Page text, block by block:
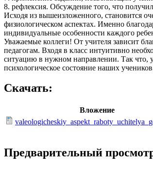
8. рефлексия. Обсуждение того, что
Исходя из вышеизложенного, становится
физиологическом аспектах. Именно
индивидуальные особенности каждого
Уважаемые коллеги! От учителя зависит
педагогам. Входя в класс интуитивно
ситуацию в нужном направлении. Так что,
психологическое состояние наших
Скачать:
Вложение
Предварительный